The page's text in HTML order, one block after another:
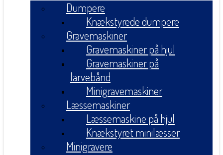
Dumpere
Knækstyrede dumpere
Gravemaskiner
Gravemaskiner på hjul
Gravemaskiner på
larvebånd
Minigravemaskiner
Læssemaskiner
Læssemaskine på hjul
Knækstyret minilæsser
Minigravere